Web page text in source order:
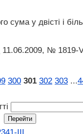
у двісті і
№
300 301 302 303 ...
III